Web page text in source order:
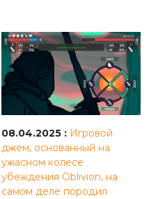
08.04.2025 : Игровой
джем, основанный на
ужасном колесе
убеждения Oblivion, на
самом деле породил